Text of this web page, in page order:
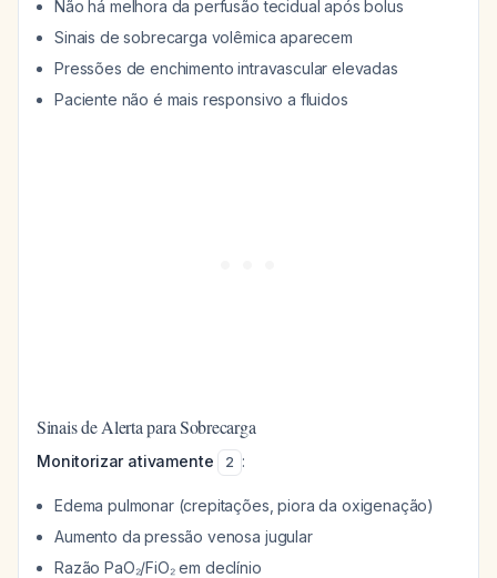
Não há melhora da perfusão tecidual após bolus
Sinais de sobrecarga volêmica aparecem
Pressões de enchimento intravascular elevadas
Paciente não é mais responsivo a fluidos
Sinais de Alerta para Sobrecarga
Monitorizar ativamente 2 :
Edema pulmonar (crepitações, piora da oxigenação)
Aumento da pressão venosa jugular
Razão PaO₂/FiO₂ em declínio